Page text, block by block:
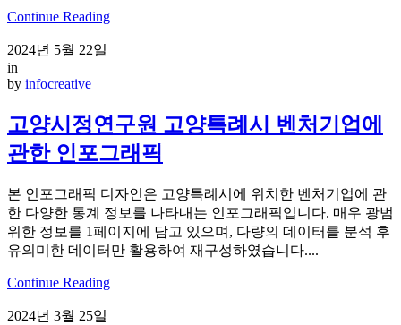
Continue Reading
2024년 5월 22일
in
by infocreative
고양시정연구원 고양특례시 벤처기업에
관한 인포그래픽
본 인포그래픽 디자인은 고양특례시에 위치한 벤처기업에 관
한 다양한 통계 정보를 나타내는 인포그래픽입니다. 매우 광범
위한 정보를 1페이지에 담고 있으며, 다량의 데이터를 분석 후
유의미한 데이터만 활용하여 재구성하였습니다....
Continue Reading
2024년 3월 25일